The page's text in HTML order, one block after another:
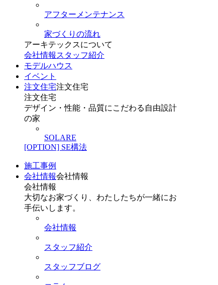
アフターメンテナンス
家づくりの流れ
アーキテックスについて
会社情報 スタッフ紹介
モデルハウス
イベント
注文住宅注文住宅
注文住宅
デザイン・性能・品質にこだわる自由設計
の家
SOLARE
[OPTION] SE構法
施工事例
会社情報会社情報
会社情報
大切なお家づくり、わたしたちが一緒にお
手伝いします。
会社情報
スタッフ紹介
スタッフブログ